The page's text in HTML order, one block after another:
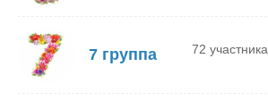
7 группа 72 участника